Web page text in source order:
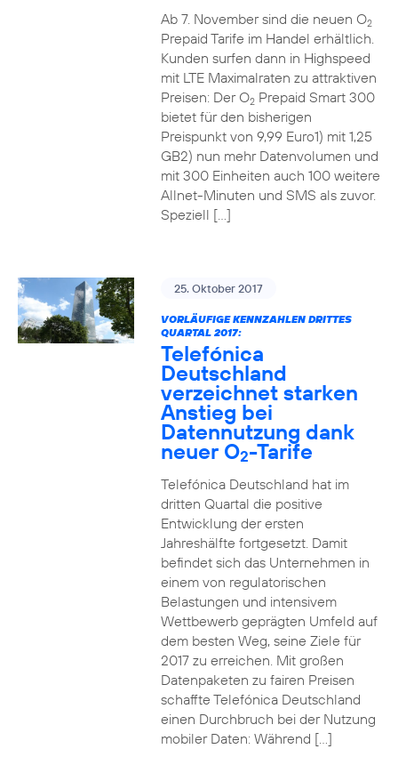
Ab 7. November sind die neuen O2
Prepaid Tarife im Handel erhältlich.
Kunden surfen dann in Highspeed
mit LTE Maximalraten zu attraktiven
Preisen: Der O2Prepaid Smart 300
bietet für den bisherigen
Preispunkt von 9,99 Euro1) mit 1,25
GB2) nun mehr Datenvolumen und
mit 300 Einheiten auch 100 weitere
Allnet-Minuten und SMS als zuvor.
Speziell […]
25. Oktober 2017
VORLÄUFIGE KENNZAHLEN DRITTES
QUARTAL 2017:
Telefónica
Deutschland
verzeichnet starken
Anstieg bei
Datennutzung dank
neuer O2-Tarife
Telefónica Deutschland hat im
dritten Quartal die positive
Entwicklung der ersten
Jahreshälfte fortgesetzt. Damit
befindet sich das Unternehmen in
einem von regulatorischen
Belastungen und intensivem
Wettbewerb geprägten Umfeld auf
dem besten Weg, seine Ziele für
2017 zu erreichen. Mit großen
Datenpaketen zu fairen Preisen
schaffte Telefónica Deutschland
einen Durchbruch bei der Nutzung
mobiler Daten: Während […]